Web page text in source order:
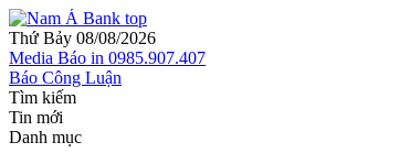
Thứ Bảy 08/08/2026
Media Báo in 0985.907.407
Báo Công Luận
Tìm kiếm
Tin mới
Danh mục